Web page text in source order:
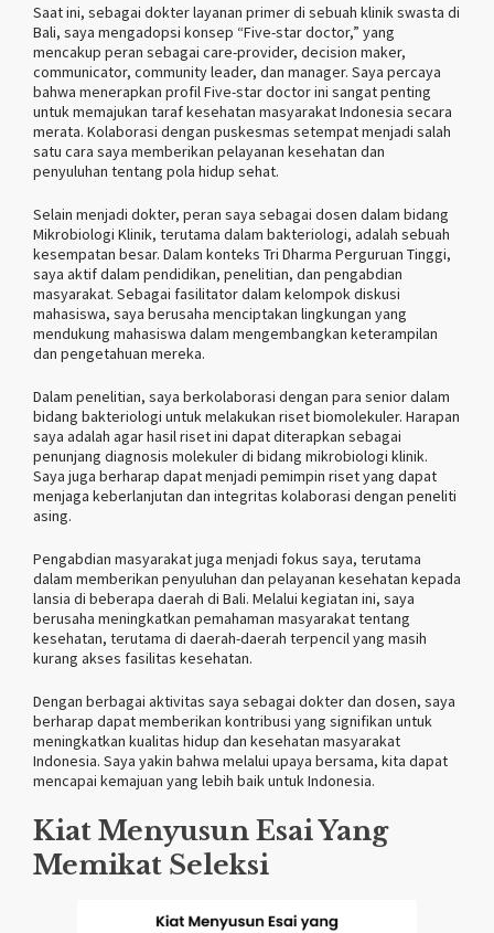
Saat ini, sebagai dokter layanan primer di sebuah klinik swasta di
Bali, saya mengadopsi konsep “Five-star doctor,” yang
mencakup peran sebagai care-provider, decision maker,
communicator, community leader, dan manager. Saya percaya
bahwa menerapkan profil Five-star doctor ini sangat penting
untuk memajukan taraf kesehatan masyarakat Indonesia secara
merata. Kolaborasi dengan puskesmas setempat menjadi salah
satu cara saya memberikan pelayanan kesehatan dan
penyuluhan tentang pola hidup sehat.
Selain menjadi dokter, peran saya sebagai dosen dalam bidang
Mikrobiologi Klinik, terutama dalam bakteriologi, adalah sebuah
kesempatan besar. Dalam konteks Tri Dharma Perguruan Tinggi,
saya aktif dalam pendidikan, penelitian, dan pengabdian
masyarakat. Sebagai fasilitator dalam kelompok diskusi
mahasiswa, saya berusaha menciptakan lingkungan yang
mendukung mahasiswa dalam mengembangkan keterampilan
dan pengetahuan mereka.
Dalam penelitian, saya berkolaborasi dengan para senior dalam
bidang bakteriologi untuk melakukan riset biomolekuler. Harapan
saya adalah agar hasil riset ini dapat diterapkan sebagai
penunjang diagnosis molekuler di bidang mikrobiologi klinik.
Saya juga berharap dapat menjadi pemimpin riset yang dapat
menjaga keberlanjutan dan integritas kolaborasi dengan peneliti
asing.
Pengabdian masyarakat juga menjadi fokus saya, terutama
dalam memberikan penyuluhan dan pelayanan kesehatan kepada
lansia di beberapa daerah di Bali. Melalui kegiatan ini, saya
berusaha meningkatkan pemahaman masyarakat tentang
kesehatan, terutama di daerah-daerah terpencil yang masih
kurang akses fasilitas kesehatan.
Dengan berbagai aktivitas saya sebagai dokter dan dosen, saya
berharap dapat memberikan kontribusi yang signifikan untuk
meningkatkan kualitas hidup dan kesehatan masyarakat
Indonesia. Saya yakin bahwa melalui upaya bersama, kita dapat
mencapai kemajuan yang lebih baik untuk Indonesia.
Kiat Menyusun Esai Yang
Memikat Seleksi